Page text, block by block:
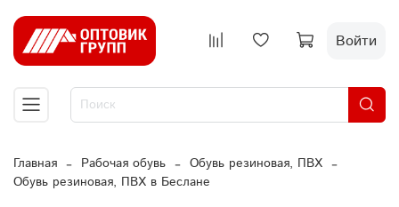
Войти
Главная Рабочая обувь
Обувь резиновая, ПВХ
Обувь резиновая, ПВХ в Беслане